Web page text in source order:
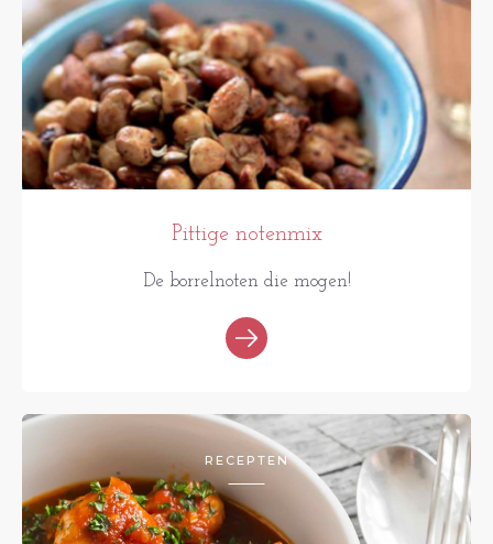
Pittige notenmix
De borrelnoten die mogen!
RECEPTEN